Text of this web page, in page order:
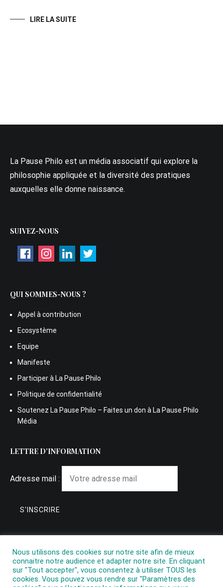
LIRE LA SUITE
La Pause Philo est un média associatif qui explore la
philosophie appliquée et la diversité des pratiques
auxquelles elle donne naissance.
SUIVEZ-NOUS
QUI SOMMES-NOUS ?
Appel à contribution
Ecosystème
Equipe
Manifeste
Participer à La Pause Philo
Politique de confidentialité
Soutenez La Pause Philo – Faites un don à La Pause Philo
Média
LETTRE D’INFORMATION
Adresse mail :
Nous utilisons des cookies sur notre site afin de mieux
connaitre notre audience et adapter notre site. En cliquant
sur "Tout accepter", vous consentez à utiliser TOUS les
cookies. Vous pouvez vous rendre sur "Paramètres des